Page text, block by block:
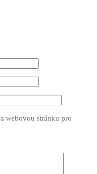
webovou stránku pro